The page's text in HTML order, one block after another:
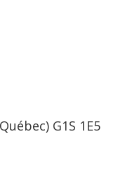
G1S 1E5